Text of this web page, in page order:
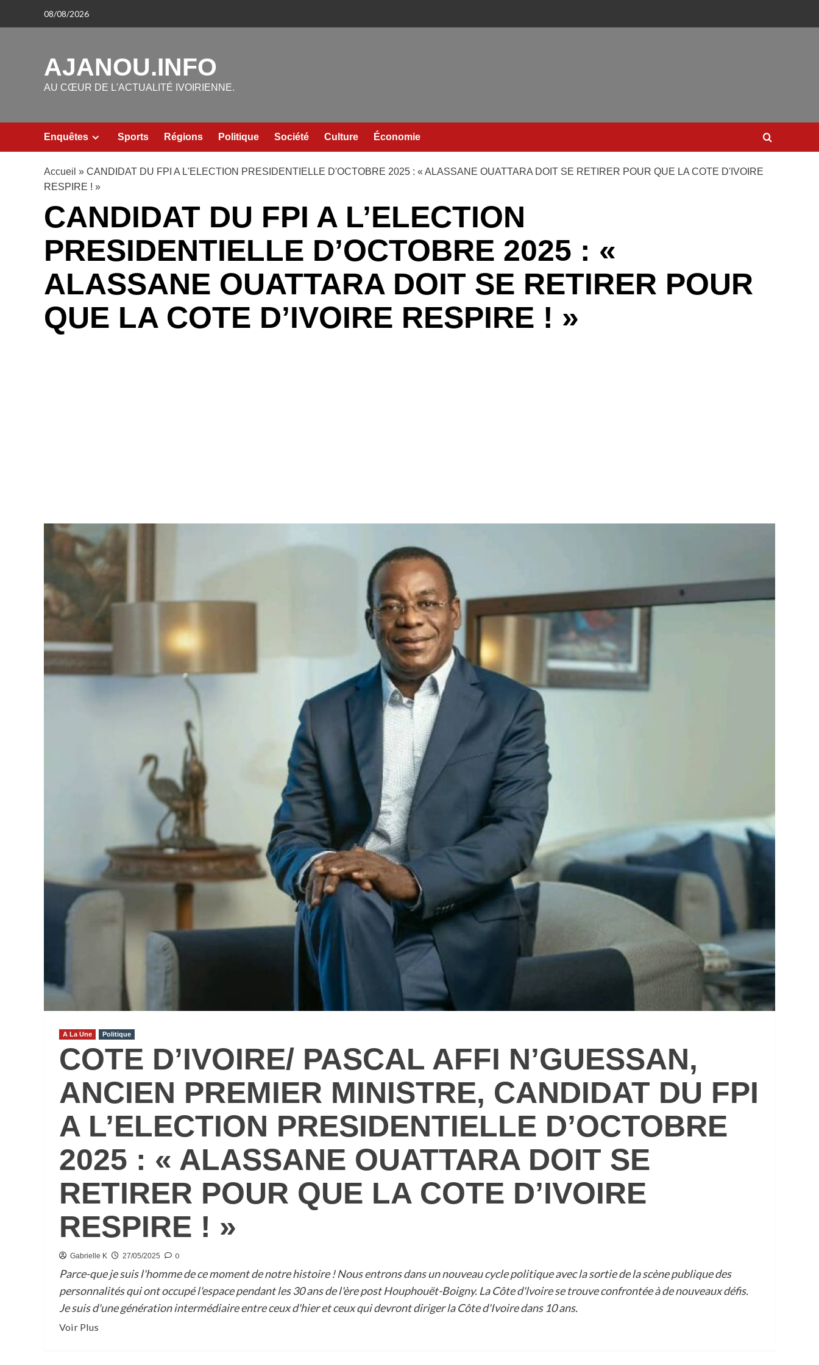
08/08/2026
AJANOU.INFO
AU CŒUR DE L'ACTUALITÉ IVOIRIENNE.
Enquêtes Sports Régions Politique Société Culture Économie
Accueil » CANDIDAT DU FPI A L'ELECTION PRESIDENTIELLE D'OCTOBRE 2025 : « ALASSANE OUATTARA DOIT SE RETIRER POUR QUE LA COTE D'IVOIRE
RESPIRE ! »
CANDIDAT DU FPI A L’ELECTION
PRESIDENTIELLE D’OCTOBRE 2025 : «
ALASSANE OUATTARA DOIT SE RETIRER POUR
QUE LA COTE D’IVOIRE RESPIRE ! »
A La Une Politique
COTE D’IVOIRE/ PASCAL AFFI N’GUESSAN,
ANCIEN PREMIER MINISTRE, CANDIDAT DU FPI
A L’ELECTION PRESIDENTIELLE D’OCTOBRE
2025 : « ALASSANE OUATTARA DOIT SE
RETIRER POUR QUE LA COTE D’IVOIRE
RESPIRE ! »
Gabrielle K 27/05/2025 0
Parce-que je suis l'homme de ce moment de notre histoire ! Nous entrons dans un nouveau cycle politique avec la sortie de la scène publique des
personnalités qui ont occupé l'espace pendant les 30 ans de l'ère post Houphouët-Boigny. La Côte d'lvoire se trouve confrontée à de nouveaux défis.
Je suis d'une génération intermédiaire entre ceux d'hier et ceux qui devront diriger la Côte d'Ivoire dans 10 ans.
Voir Plus